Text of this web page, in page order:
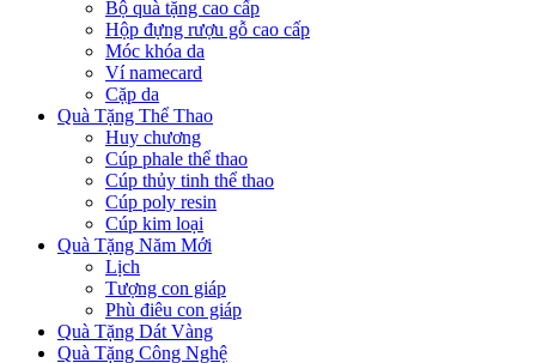
Bộ quà tặng cao cấp
Hộp đựng rượu gỗ cao cấp
Móc khóa da
Ví namecard
Cặp da
Quà Tặng Thể Thao
Huy chương
Cúp phale thể thao
Cúp thủy tinh thể thao
Cúp poly resin
Cúp kim loại
Quà Tặng Năm Mới
Lịch
Tượng con giáp
Phù điêu con giáp
Quà Tặng Dát Vàng
Quà Tặng Công Nghệ